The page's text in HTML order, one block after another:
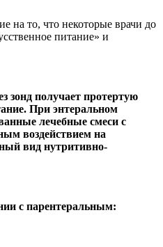
на то, что некоторые врачи до
питание» и
зонд получает протертую
При энтеральном
лечебные смеси с
воздействием на
вид нутритивно-
с парентеральным: